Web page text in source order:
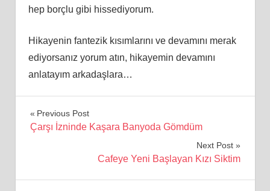
hep borçlu gibi hissediyorum.
Hikayenin fantezik kısımlarını ve devamını merak
ediyorsanız yorum atın, hikayemin devamını
anlatayım arkadaşlara…
Yazı
Previous Post
Çarşı İzninde Kaşara Banyoda Gömdüm
Next Post
Cafeye Yeni Başlayan Kızı Siktim